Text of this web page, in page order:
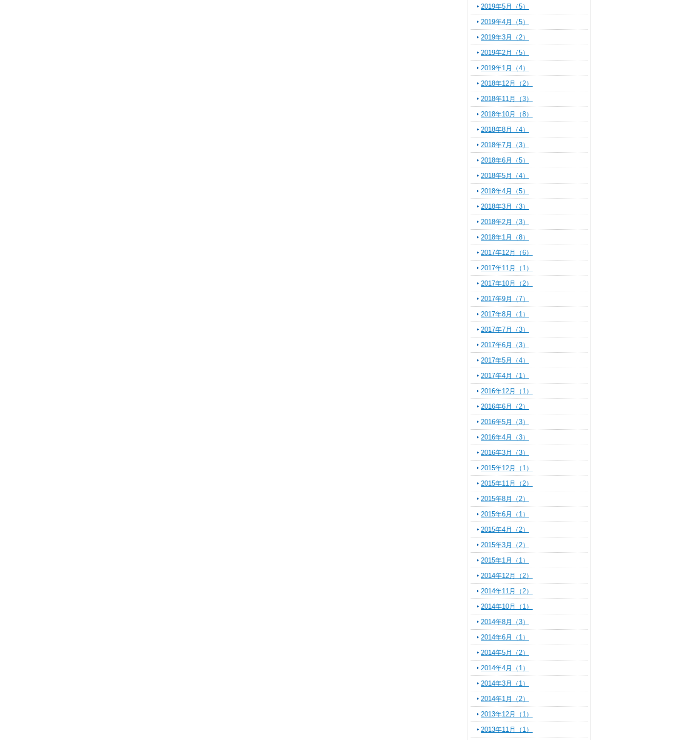
2019年5月（5）
2019年4月（5）
2019年3月（2）
2019年2月（5）
2019年1月（4）
2018年12月（2）
2018年11月（3）
2018年10月（8）
2018年8月（4）
2018年7月（3）
2018年6月（5）
2018年5月（4）
2018年4月（5）
2018年3月（3）
2018年2月（3）
2018年1月（8）
2017年12月（6）
2017年11月（1）
2017年10月（2）
2017年9月（7）
2017年8月（1）
2017年7月（3）
2017年6月（3）
2017年5月（4）
2017年4月（1）
2016年12月（1）
2016年6月（2）
2016年5月（3）
2016年4月（3）
2016年3月（3）
2015年12月（1）
2015年11月（2）
2015年8月（2）
2015年6月（1）
2015年4月（2）
2015年3月（2）
2015年1月（1）
2014年12月（2）
2014年11月（2）
2014年10月（1）
2014年8月（3）
2014年6月（1）
2014年5月（2）
2014年4月（1）
2014年3月（1）
2014年1月（2）
2013年12月（1）
2013年11月（1）